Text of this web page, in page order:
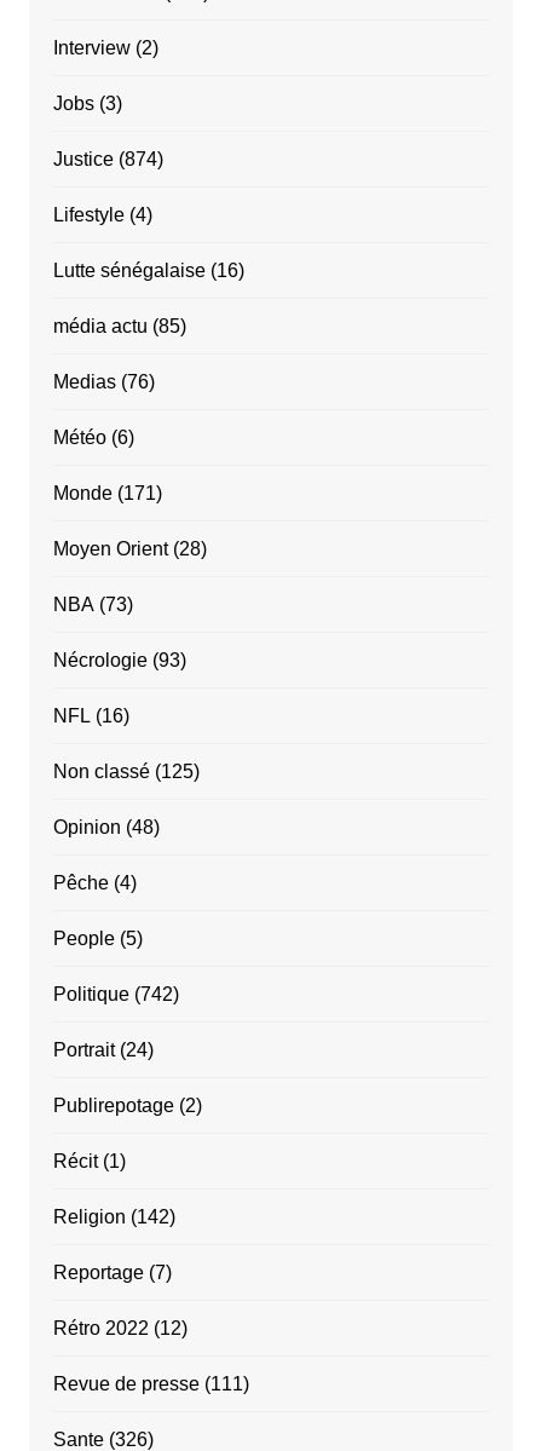
Interview(2)
Jobs(3)
Justice(874)
Lifestyle(4)
Lutte sénégalaise(16)
média actu (85)
Medias(76)
Météo(6)
Monde(171)
Moyen Orient(28)
NBA(73)
Nécrologie(93)
NFL (16)
Non classé(125)
Opinion (48)
Pêche(4)
People(5)
Politique(742)
Portrait(24)
Publirepotage(2)
Récit(1)
Religion (142)
Reportage(7)
Rétro 2022 (12)
Revue de presse(111)
Sante(326)